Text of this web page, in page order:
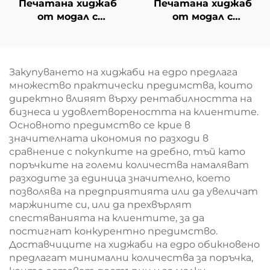
Печатана хиджаб
от модал с
Печатана хиджаб
от модал с
Закупуването на хиджаби на едро предлага
множество практически предимства, които
директно влияят върху рентабилността на
бизнеса и удовлетвореността на клиентите.
Основното предимство се крие в
значителната икономия по разходи в
сравнение с покупките на дребно, тъй като
поръчките на големи количества намаляват
разходите за единица значително, което
позволява на предприятията или да увеличат
маржините си, или да прехвърлят
спестяванията на клиентите, за да
постигнат конкурентно предимство.
Доставчиците на хиджаби на едро обикновено
предлагат минимални количества за поръчка,